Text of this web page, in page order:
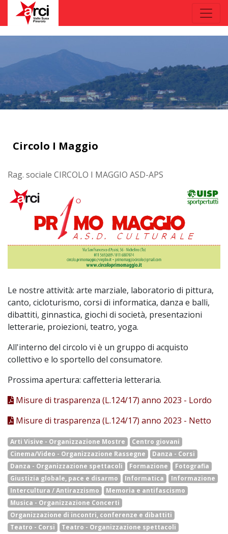
Circolo I Maggio
Rag. sociale CIRCOLO I MAGGIO ASD-APS
Le nostre attività: arte marziale, laboratorio di pittura,
canto, cicloturismo, corsi di informatica, danza e balli,
dibattiti, ginnastica, giochi di società, presentazioni
letterarie, proiezioni, teatro, yoga.
All'interno del circolo vi è un gruppo di acquisto
collettivo e lo sportello del consumatore.
Prossima apertura: caffetteria letteraria.
Misure di trasparenza (L.124/17) anno 2023 - Lordo
Misure di trasparenza (L.124/17) anno 2023 - Netto
Arti Visive - Organizzazione Mostre
Centro giovani
Cinema/Video - Organizzazione Rassegne
Danza - Corsi
Danza - Organizzazione spettacoli
Formazione
Fotografia
Giustizia globale, pace e disarmo
Informatica
Informazione
Intercultura / Antirazzismo
Memoria e antifascismo
Musica - Organizzazione Concerti
Organizzazione di incontri, conferenze e dibattiti
Teatro - Corsi
Teatro - Organizzazione spettacoli